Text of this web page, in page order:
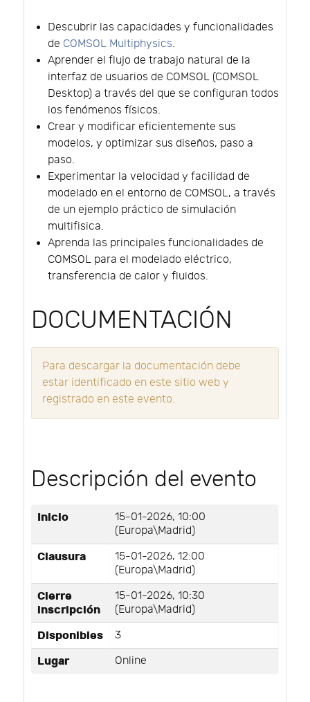
Descubrir las capacidades y funcionalidades
de COMSOL Multiphysics.
Aprender el flujo de trabajo natural de la
interfaz de usuarios de COMSOL (COMSOL
Desktop) a través del que se configuran todos
los fenómenos físicos.
Crear y modificar eficientemente sus
modelos, y optimizar sus diseños, paso a
paso.
Experimentar la velocidad y facilidad de
modelado en el entorno de COMSOL, a través
de un ejemplo práctico de simulación
multifisica.
Aprenda las principales funcionalidades de
COMSOL para el modelado eléctrico,
transferencia de calor y fluidos.
DOCUMENTACIÓN
Para descargar la documentación debe
estar identificado en este sitio web y
registrado en este evento.
Descripción del evento
Inicio
15-01-2026, 10:00
(Europa\Madrid)
Clausura
15-01-2026, 12:00
(Europa\Madrid)
Cierre
inscripción
15-01-2026, 10:30
(Europa\Madrid)
Disponibles 3
Lugar Online